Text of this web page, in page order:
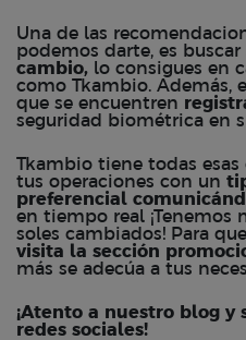
Una de las
podemos darte, es
cambio, lo consigues en
como
Tkambio. Además,
que se encuentren
seguridad biométrica en
Tkambio tiene todas esas
tus operaciones con un
preferencial
en tiempo real ¡Tenemos
soles cambiados! Para
visita la sección
más se adecúa a tus
¡Atento a nuestro blog y
redes sociales!